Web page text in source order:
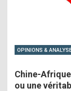
OPINIONS &
Chine-
ou une